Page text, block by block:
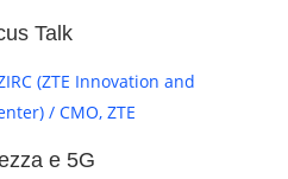
Talk
(ZTE Innovation and
/ CMO, ZTE
e 5G